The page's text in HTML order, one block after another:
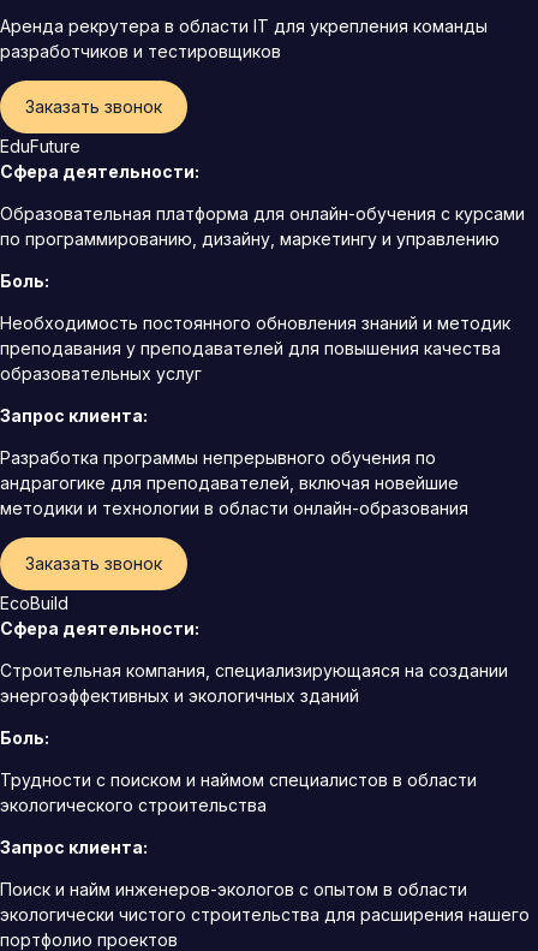
Аренда рекрутера в области IT для укрепления команды
разработчиков и тестировщиков
Заказать звонок
EduFuture
Сфера деятельности:
Образовательная платформа для онлайн-обучения с курсами
по программированию, дизайну, маркетингу и управлению
Боль:
Необходимость постоянного обновления знаний и методик
преподавания у преподавателей для повышения качества
образовательных услуг
Запрос клиента:
Разработка программы непрерывного обучения по
андрагогике для преподавателей, включая новейшие
методики и технологии в области онлайн-образования
Заказать звонок
EcoBuild
Сфера деятельности:
Строительная компания, специализирующаяся на создании
энергоэффективных и экологичных зданий
Боль:
Трудности с поиском и наймом специалистов в области
экологического строительства
Запрос клиента:
Поиск и найм инженеров-экологов с опытом в области
экологически чистого строительства для расширения нашего
портфолио проектов